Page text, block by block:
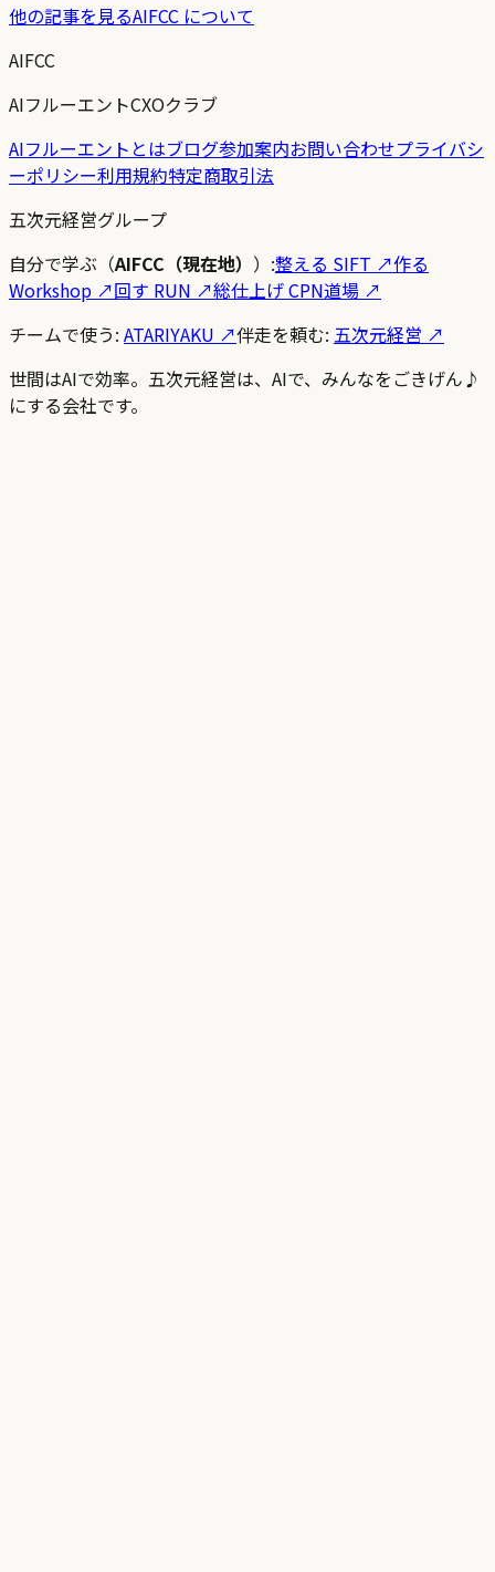
他の記事を見るAIFCC について
AIFCC
AIフルーエントCXOクラブ
AIフルーエントとはブログ参加案内お問い合わせプライバシ
ーポリシー利用規約特定商取引法
五次元経営グループ
自分で学ぶ（AIFCC（現在地） ）:整える SIFT ↗作る
Workshop ↗回す RUN ↗総仕上げ CPN道場 ↗
チームで使う: ATARIYAKU ↗伴走を頼む: 五次元経営 ↗
世間はAIで効率。五次元経営は、AIで、みんなをごきげん♪
にする会社です。